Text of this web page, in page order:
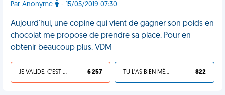
Par Anonyme - 15/05/2019 07:30
Aujourd'hui, une copine qui vient de gagner son poids en
chocolat me propose de prendre sa place. Pour en
obtenir beaucoup plus. VDM
JE VALIDE, C'EST UNE VDM 6 257 TU L'AS BIEN MÉRITÉ 822